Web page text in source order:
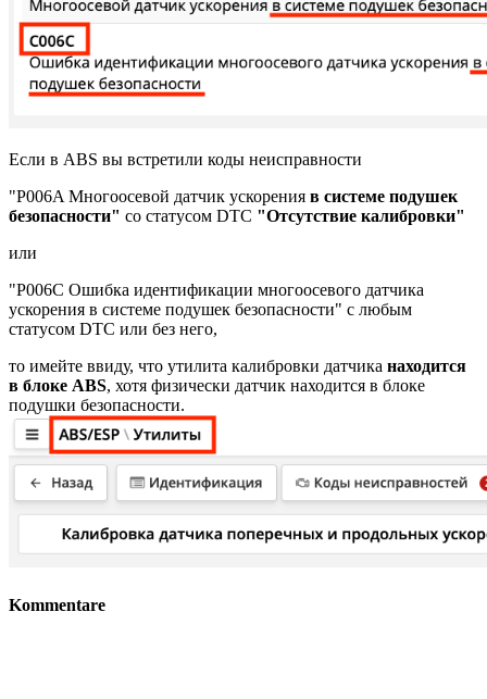
Если в ABS вы встретили коды неисправности
"P006A Многоосевой датчик ускорения в системе подушек
безопасности" со статусом DTC "Отсутствие калибровки"
или
"P006C Ошибка идентификации многоосевого датчика
ускорения в системе подушек безопасности" с любым
статусом DTC или без него,
то имейте ввиду, что утилита калибровки датчика находится
в блоке ABS, хотя физически датчик находится в блоке
подушки безопасности.
Kommentare